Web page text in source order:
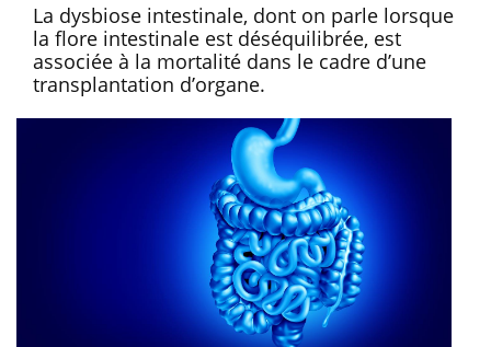
La dysbiose intestinale, dont on parle lorsque
la flore intestinale est déséquilibrée, est
associée à la mortalité dans le cadre d’une
transplantation d’organe.